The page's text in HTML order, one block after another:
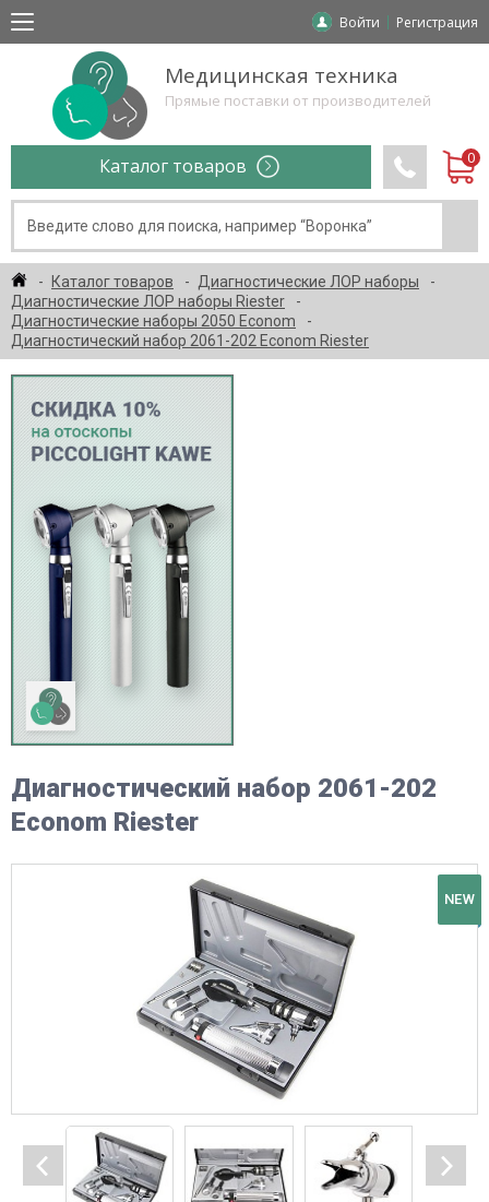
Войти Регистрация
Медицинская техника
Прямые поставки от производителей
Каталог товаров
Каталог товаров
Диагностические ЛОР наборы
Диагностические ЛОР наборы Riester
Диагностические наборы 2050 Econom
Диагностический набор 2061-202 Econom Riester
Диагностический набор 2061-202
Econom Riester
NEW